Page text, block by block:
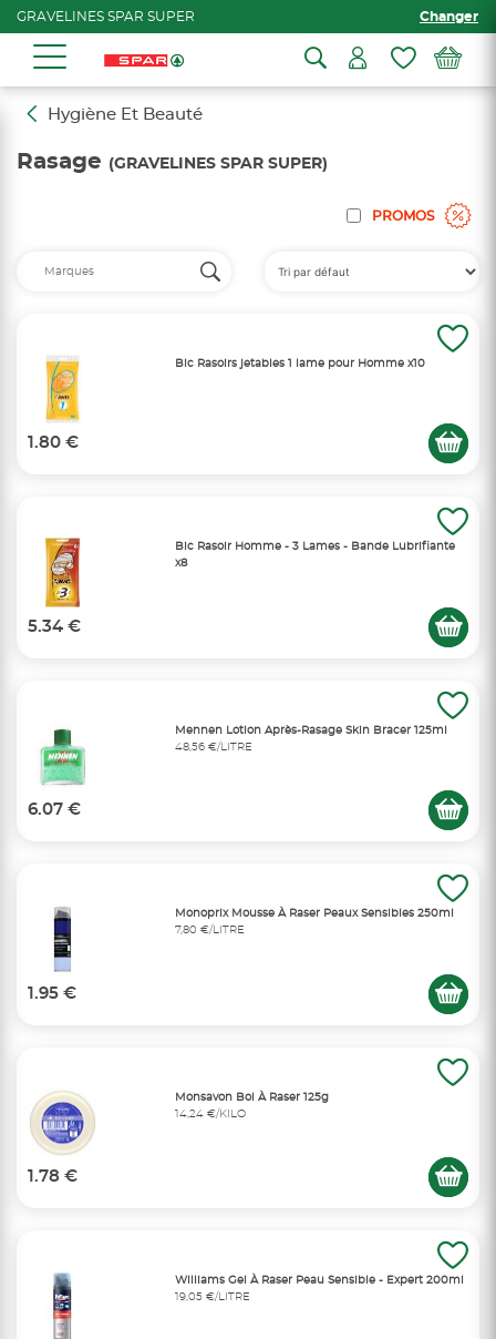
GRAVELINES SPAR SUPER Changer
Hygiène Et Beauté
Rasage (GRAVELINES SPAR SUPER)
PROMOS
Bic Rasoirs jetables 1 lame pour Homme x10
1.80 €
Bic Rasoir Homme - 3 Lames - Bande Lubrifiante
x8
5.34 €
Mennen Lotion Après-Rasage Skin Bracer 125ml
48,56 €/LITRE
6.07 €
Monoprix Mousse À Raser Peaux Sensibles 250ml
7,80 €/LITRE
1.95 €
Monsavon Bol À Raser 125g
14,24 €/KILO
1.78 €
Williams Gel À Raser Peau Sensible - Expert 200ml
19,05 €/LITRE